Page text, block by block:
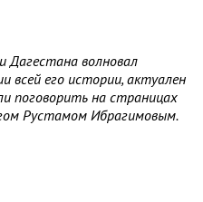
Дагестана волновал
всей его истории, актуален
поговорить на страницах
Рустамом Ибрагимовым.